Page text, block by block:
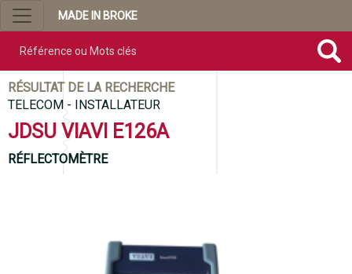
MADE IN BROKE
RÉSULTAT DE LA RECHERCHE
TELECOM - INSTALLATEUR
JDSU VIAVI E126A
RÉFLECTOMÈTRE